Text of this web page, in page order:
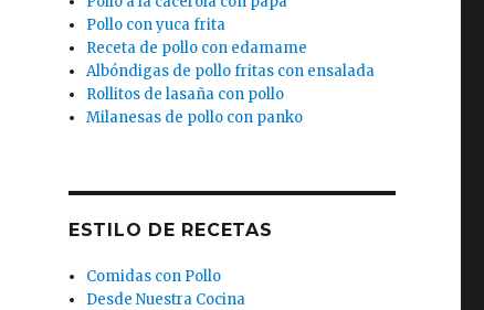
Pollo con yuca frita
Receta de pollo con edamame
Albóndigas de pollo fritas con ensalada
Rollitos de lasaña con pollo
Milanesas de pollo con panko
ESTILO DE RECETAS
Comidas con Pollo
Desde Nuestra Cocina